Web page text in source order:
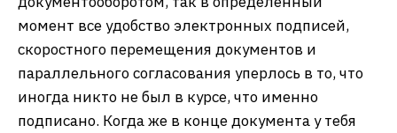
момент все удобство электронных подписей,
скоростного перемещения документов и
параллельного согласования уперлось в то, что
иногда никто не был в курсе, что именно
подписано. Когда же в конце документа у тебя